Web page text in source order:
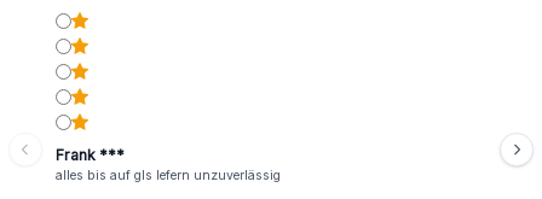
Frank ***
alles bis auf gls lefern unzuverlässig